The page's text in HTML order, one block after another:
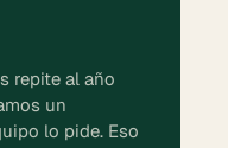
repite al año
un
lo pide. Eso